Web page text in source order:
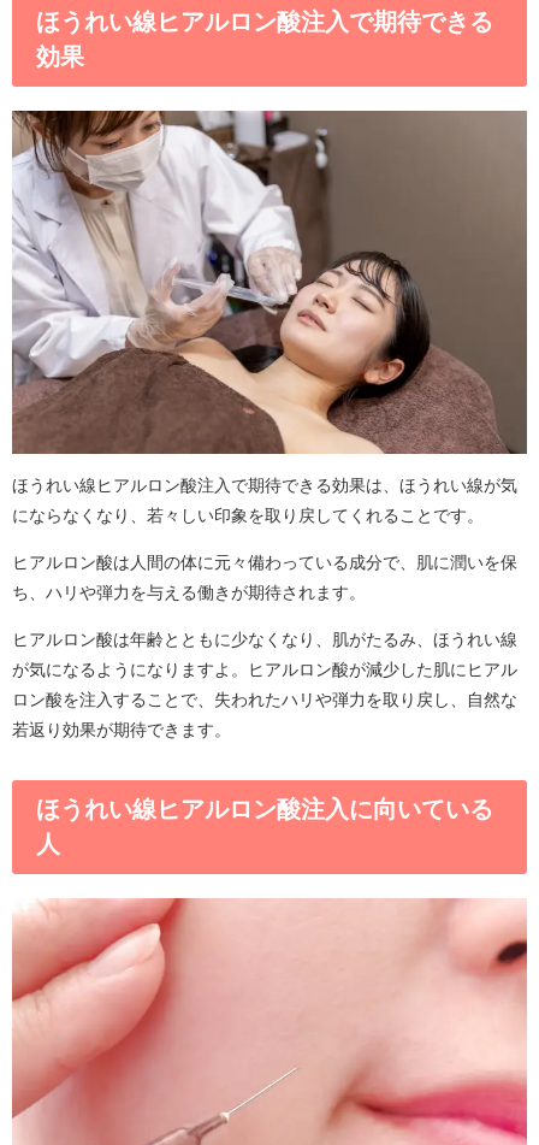
ほうれい線ヒアルロン酸注入で期待できる
効果
ほうれい線ヒアルロン酸注入で期待できる効果は、ほうれい線が気
にならなくなり、若々しい印象を取り戻してくれることです。
ヒアルロン酸は人間の体に元々備わっている成分で、肌に潤いを保
ち、ハリや弾力を与える働きが期待されます。
ヒアルロン酸は年齢とともに少なくなり、肌がたるみ、ほうれい線
が気になるようになりますよ。ヒアルロン酸が減少した肌にヒアル
ロン酸を注入することで、失われたハリや弾力を取り戻し、自然な
若返り効果が期待できます。
ほうれい線ヒアルロン酸注入に向いている
人